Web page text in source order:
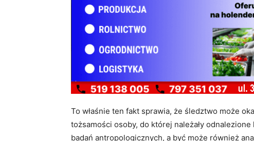
To właśnie ten fakt sprawia, że śledztwo może
tożsamości osoby, do której należały
badań antropologicznych, a być może również